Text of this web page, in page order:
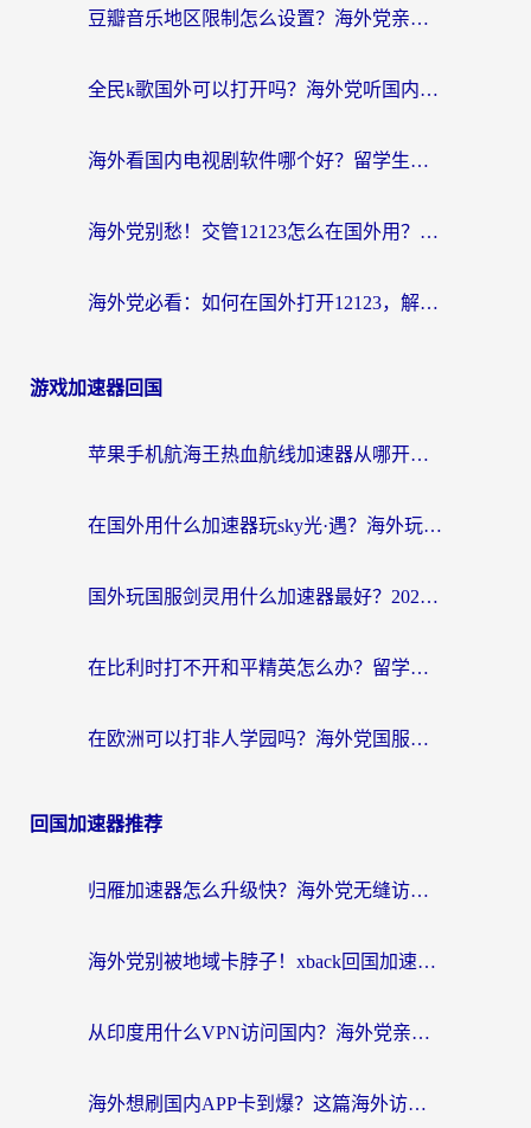
豆瓣音乐地区限制怎么设置？海外党亲测有效的回国加速方案来了
全民k歌国外可以打开吗？海外党听国内音乐听书的实用指南
海外看国内电视剧软件哪个好？留学生亲测有效的追剧加速方案
海外党别愁！交管12123怎么在国外用？一篇搞定回国资源访问难题
海外党必看：如何在国外打开12123，解决小程序登录难题
游戏加速器回国
苹果手机航海王热血航线加速器从哪开启？海外玩家国服畅玩全攻略
在国外用什么加速器玩sky光·遇？海外玩家国服畅玩终极指南（附魔兽世界狂暴传奇解决方案）
国外玩国服剑灵用什么加速器最好？2026海外玩家亲测指南（附魔兽世界怀旧服精灵之境加速技巧）
在比利时打不开和平精英怎么办？留学生亲测有效的国服游戏加速方案
在欧洲可以打非人学园吗？海外党国服游戏不卡顿的终极指南
回国加速器推荐
归雁加速器怎么升级快？海外党无缝访问国内资源的全攻略（附免费VPN推荐Dcard热门款）
海外党别被地域卡脖子！xback回国加速器选择全攻略，轻松刷剧玩国服
从印度用什么VPN访问国内？海外党亲测的无缝回国上网指南
海外想刷国内APP卡到爆？这篇海外访问国内服务器加速指南帮你解决所有问题